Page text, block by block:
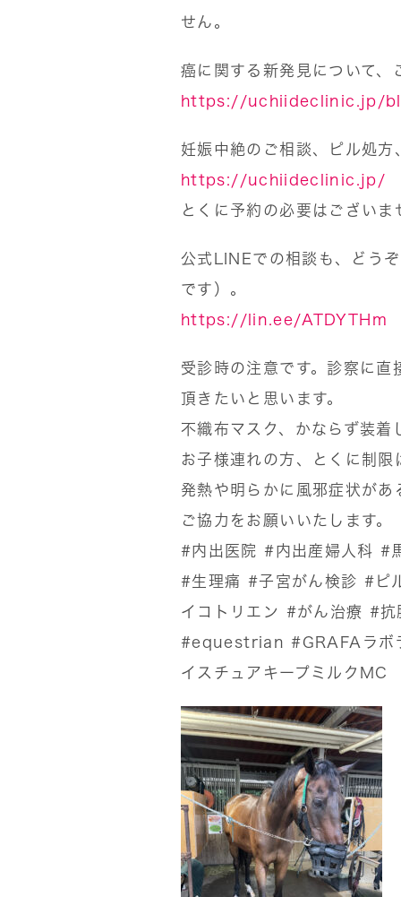
せん。
癌に関する新発見について、
https://uchiideclinic.jp/
妊娠中絶のご相談、ピル処
https://uchiideclinic.jp/
とくに予約の必要はござい
公式LINEでの相談も、どう
です）。
https://lin.ee/ATDYTHm
受診時の注意です。診察に
頂きたいと思います。
不織布マスク、かならず装着
お子様連れの方、とくに制
発熱や明らかに風邪症状が
ご協力をお願いいたします。
#内出医院
#内出産婦人科 #
#生理痛
#子宮がん検診 #ピ
イコトリエン
#がん治療 #抗
#equestrian #GRAFAラボ
イスチュアキープミルクMC